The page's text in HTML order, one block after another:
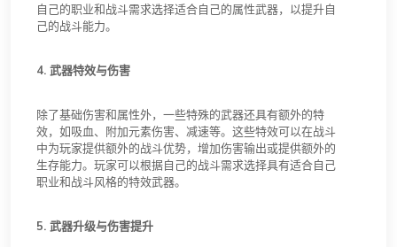
自己的职业和战斗需求选择适合自己的属性武器，以提升自
己的战斗能力。
4. 武器特效与伤害
除了基础伤害和属性外，一些特殊的武器还具有额外的特
效，如吸血、附加元素伤害、减速等。这些特效可以在战斗
中为玩家提供额外的战斗优势，增加伤害输出或提供额外的
生存能力。玩家可以根据自己的战斗需求选择具有适合自己
职业和战斗风格的特效武器。
5. 武器升级与伤害提升